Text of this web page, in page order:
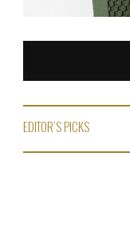
EDITOR'S PICKS